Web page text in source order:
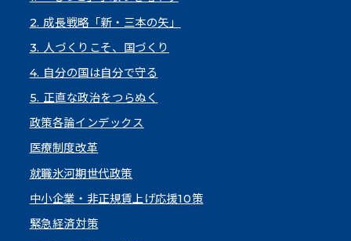
2. 成長戦略「新・三本の矢」
3. 人づくりこそ、国づくり
4. 自分の国は自分で守る
5. 正直な政治をつらぬく
政策各論インデックス
医療制度改革
就職氷河期世代政策
中小企業・非正規賃上げ応援10策
緊急経済対策